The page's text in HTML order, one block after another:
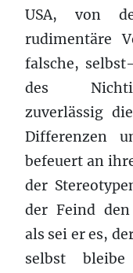
USA, von
rudimentäre
falsche,
des
zuverlässig
Differenzen
befeuert an
der
der Feind
als sei er es,
selbst